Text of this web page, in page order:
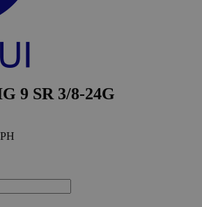
9 SR 3/8-24G